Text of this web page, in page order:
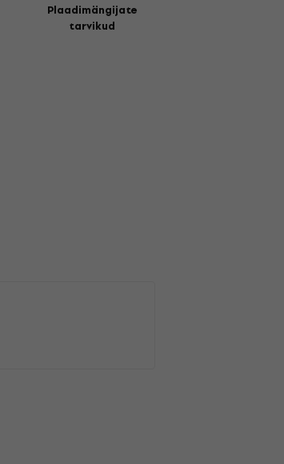
Plaadimängijate
tarvikud